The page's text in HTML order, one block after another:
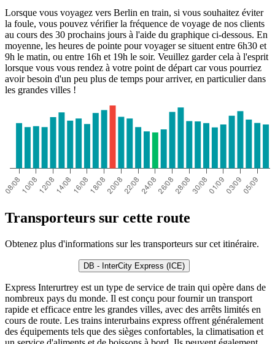
Lorsque vous voyagez vers Berlin en train, si vous souhaitez éviter
la foule, vous pouvez vérifier la fréquence de voyage de nos clients
au cours des 30 prochains jours à l'aide du graphique ci-dessous. En
moyenne, les heures de pointe pour voyager se situent entre 6h30 et
9h le matin, ou entre 16h et 19h le soir. Veuillez garder cela à l'esprit
lorsque vous vous rendez à votre point de départ car vous pourriez
avoir besoin d'un peu plus de temps pour arriver, en particulier dans
les grandes villes !
Transporteurs sur cette route
Obtenez plus d'informations sur les transporteurs sur cet itinéraire.
DB - InterCity Express (ICE)
Express Interurtrey est un type de service de train qui opère dans de
nombreux pays du monde. Il est conçu pour fournir un transport
rapide et efficace entre les grandes villes, avec des arrêts limités en
cours de route. Les trains interurbains express offrent généralement
des équipements tels que des sièges confortables, la climatisation et